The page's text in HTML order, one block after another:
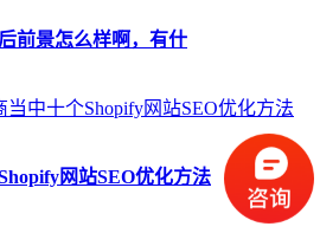
前景怎么样啊，有什
网站SEO优化方法